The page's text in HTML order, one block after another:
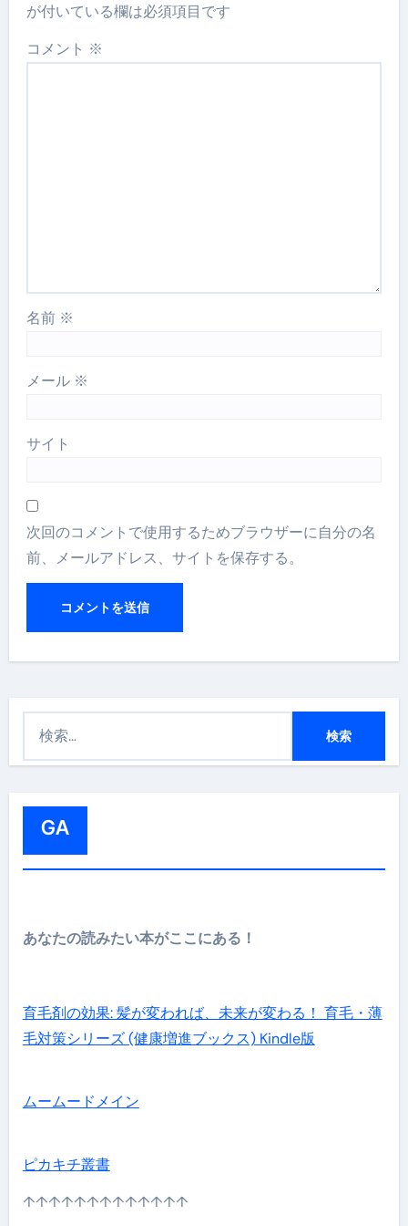
が付いている欄は必須項目です
コメント ※
名前 ※
メール ※
サイト
次回のコメントで使用するためブラウザーに自分の名
前、メールアドレス、サイトを保存する。
GA
あなたの読みたい本がここにある！
育毛剤の効果: 髪が変われば、未来が変わる！ 育毛・薄
毛対策シリーズ (健康増進ブックス) Kindle版
ムームードメイン
ピカキチ叢書
↑↑↑↑↑↑↑↑↑↑↑↑↑